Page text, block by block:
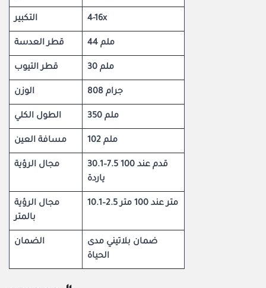
التكبير 4-16x
قطر العدسة 44 ملم
قطر التيوب 30 ملم
الوزن 808 جرام
الطول الكلي 350 ملم
مسافة العين 102 ملم
مجال الرؤية
30.1–7.5 قدم عند 100
ياردة
مجال الرؤية
بالمتر
10.1–2.5 متر عند 100 متر
الضمان
ضمان بلاتيني مدى
الحياة